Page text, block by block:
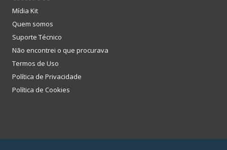
Mídia Kit
Quem somos
Suporte Técnico
Não encontrei o que procurava
Termos de Uso
Política de Privacidade
Política de Cookies